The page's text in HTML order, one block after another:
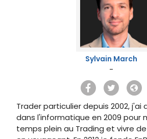
Sylvain March
-
Trader particulier depuis 2002,
dans l'informatique en 2009 pour
temps plein au Trading et vivre